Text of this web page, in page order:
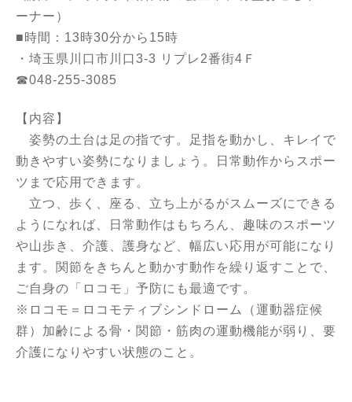
ーナー）
■時間：13時30分から15時
・埼玉県川口市川口3-3 リプレ2番街4Ｆ
☎048-255-3085
【内容】
姿勢の土台は足の指です。足指を動かし、キレイで
動きやすい姿勢になりましょう。日常動作からスポー
ツまで応用できます。
立つ、歩く、座る、立ち上がるがスムーズにできる
ようになれば、日常動作はもちろん、趣味のスポーツ
や山歩き、介護、護身など、幅広い応用が可能になり
ます。関節をきちんと動かす動作を繰り返すことで、
ご自身の「ロコモ」予防にも最適です。
※ロコモ＝ロコモティブシンドローム（運動器症候
群）加齢による骨・関節・筋肉の運動機能が弱り、要
介護になりやすい状態のこと。